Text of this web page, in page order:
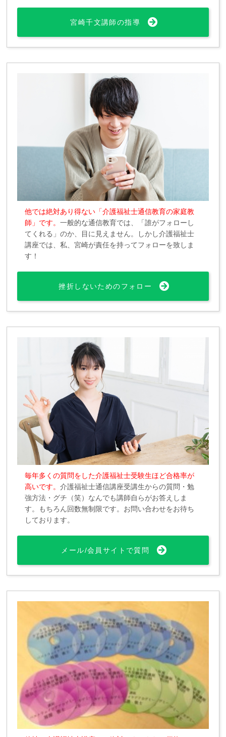
宮崎千文講師の指導
他では絶対あり得ない「介護福祉士通信教育の家庭教
師」です。一般的な通信教育では、「誰がフォローし
てくれる」のか、目に見えません。しかし介護福祉士
講座では、私、宮崎が責任を持ってフォローを致しま
す！
挫折しないためのフォロー
毎年多くの質問をした介護福祉士受験生ほど合格率が
高いです。介護福祉士通信講座受講生からの質問・勉
強方法・グチ（笑）なんでも講師自らがお答えしま
す。もちろん回数無制限です。お問い合わせをお待ち
しております。
メール/会員サイトで質問